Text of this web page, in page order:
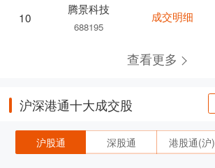
10
腾景科技
688195
成交明细
查看更多
沪深港通十大成交股
沪股通 深股通 港股通(沪)